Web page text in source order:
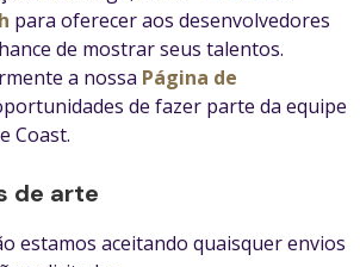
para oferecer aos desenvolvedores
de mostrar seus talentos.
a nossa Página de
de fazer parte da equipe
Coast.
de arte
estamos aceitando quaisquer envios